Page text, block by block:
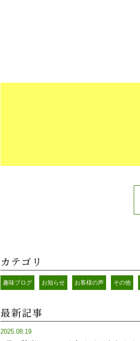
カテゴリ
趣味ブログ お知らせ お客様の声 その他
最新記事
2025.08.19